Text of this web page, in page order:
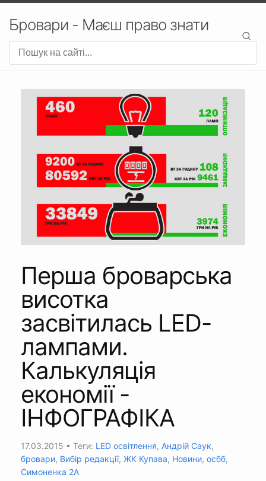
Бровари - Маєш право знати
Перша броварська
висотка
засвітилась LED-
лампами.
Калькуляція
економії -
ІНФОГРАФІКА
17.03.2015 • Теги: LED освітлення, Андрій Саук,
бровари, Вибір редакції, ЖК Купава, Новини, осбб,
Симоненка 2А